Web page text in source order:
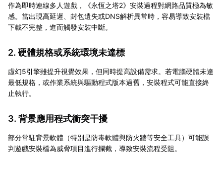
作為即時連線多人遊戲，《永恆之塔2》安裝過程對網路品質極為敏
感。當出現高延遲、封包遺失或DNS解析異常時，容易導致安裝檔
下載不完整，進而觸發安裝中斷。
2. 硬體規格或系統環境未達標
虛幻5引擎雖提升視覺效果，但同時提高設備需求。若電腦硬體未達
最低規格，或作業系統與驅動程式版本過舊，安裝程式可能直接終
止執行。
3. 背景應用程式衝突干擾
部分常駐背景軟體（特別是防毒軟體與防火牆等安全工具）可能誤
判遊戲安裝檔為威脅項目進行攔截，導致安裝流程受阻。